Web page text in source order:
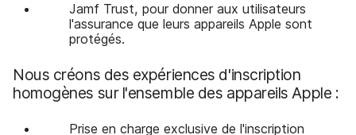
Jamf Trust, pour donner aux utilisateurs
l'assurance que leurs appareils Apple sont
protégés.
Nous créons des expériences d'inscription
homogènes sur l'ensemble des appareils Apple :
Prise en charge exclusive de l'inscription